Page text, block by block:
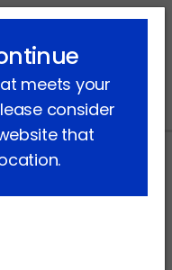
lock_outline search menu
meets your
consider
that